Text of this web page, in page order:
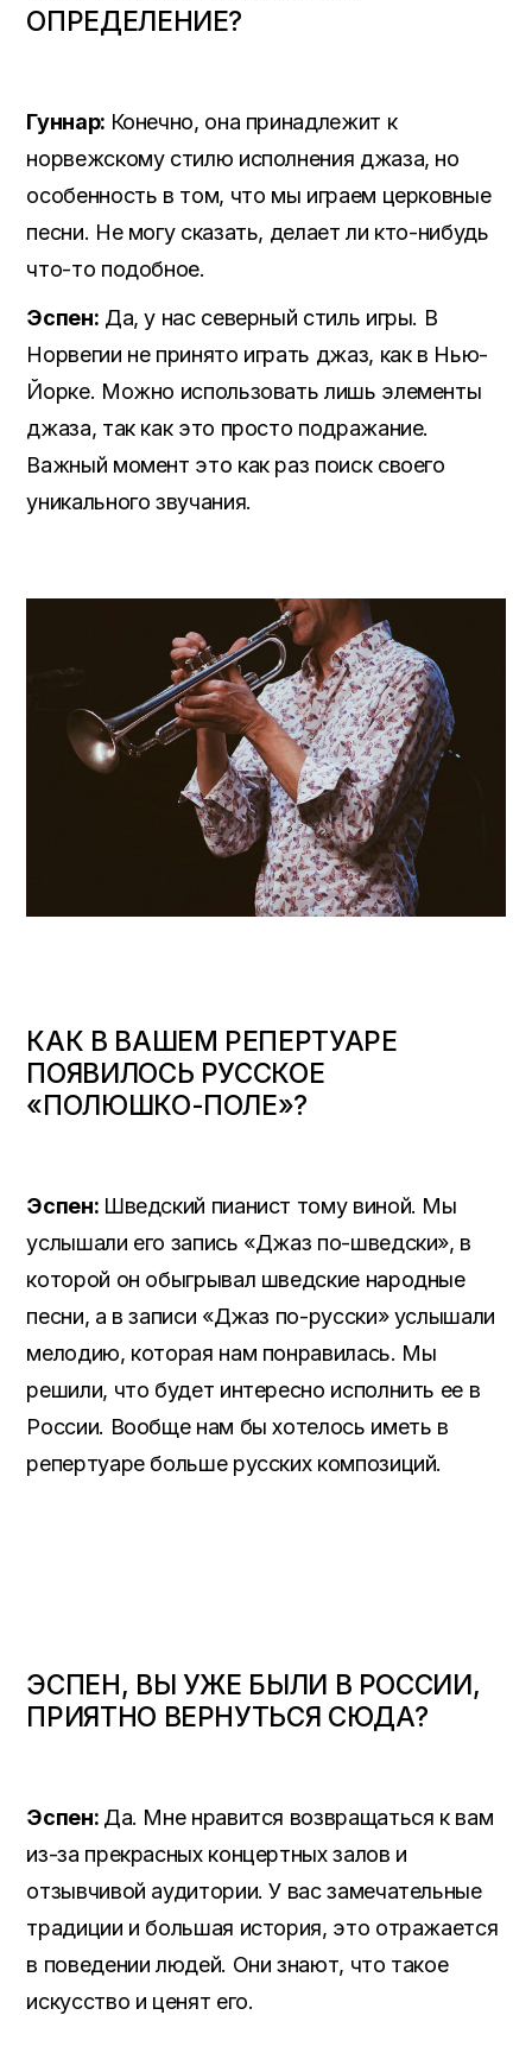
ОПРЕДЕЛЕНИЕ?
Гуннар: Конечно, она принадлежит к
норвежскому стилю исполнения джаза, но
особенность в том, что мы играем церковные
песни. Не могу сказать, делает ли кто-нибудь
что-то подобное.
Эспен: Да, у нас северный стиль игры. В
Норвегии не принято играть джаз, как в Нью-
Йорке. Можно использовать лишь элементы
джаза, так как это просто подражание.
Важный момент это как раз поиск своего
уникального звучания.
КАК В ВАШЕМ РЕПЕРТУАРЕ
ПОЯВИЛОСЬ РУССКОЕ
«ПОЛЮШКО-ПОЛЕ»?
Эспен: Шведский пианист тому виной. Мы
услышали его запись «Джаз по-шведски», в
которой он обыгрывал шведские народные
песни, а в записи «Джаз по-русски» услышали
мелодию, которая нам понравилась. Мы
решили, что будет интересно исполнить ее в
России. Вообще нам бы хотелось иметь в
репертуаре больше русских композиций.
ЭСПЕН, ВЫ УЖЕ БЫЛИ В РОССИИ,
ПРИЯТНО ВЕРНУТЬСЯ СЮДА?
Эспен: Да. Мне нравится возвращаться к вам
из-за прекрасных концертных залов и
отзывчивой аудитории. У вас замечательные
традиции и большая история, это отражается
в поведении людей. Они знают, что такое
искусство и ценят его.